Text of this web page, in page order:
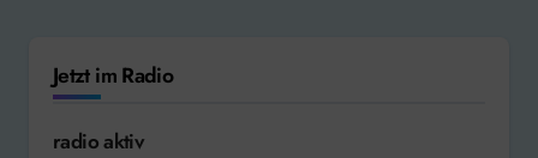
Jetzt im Radio
radio aktiv